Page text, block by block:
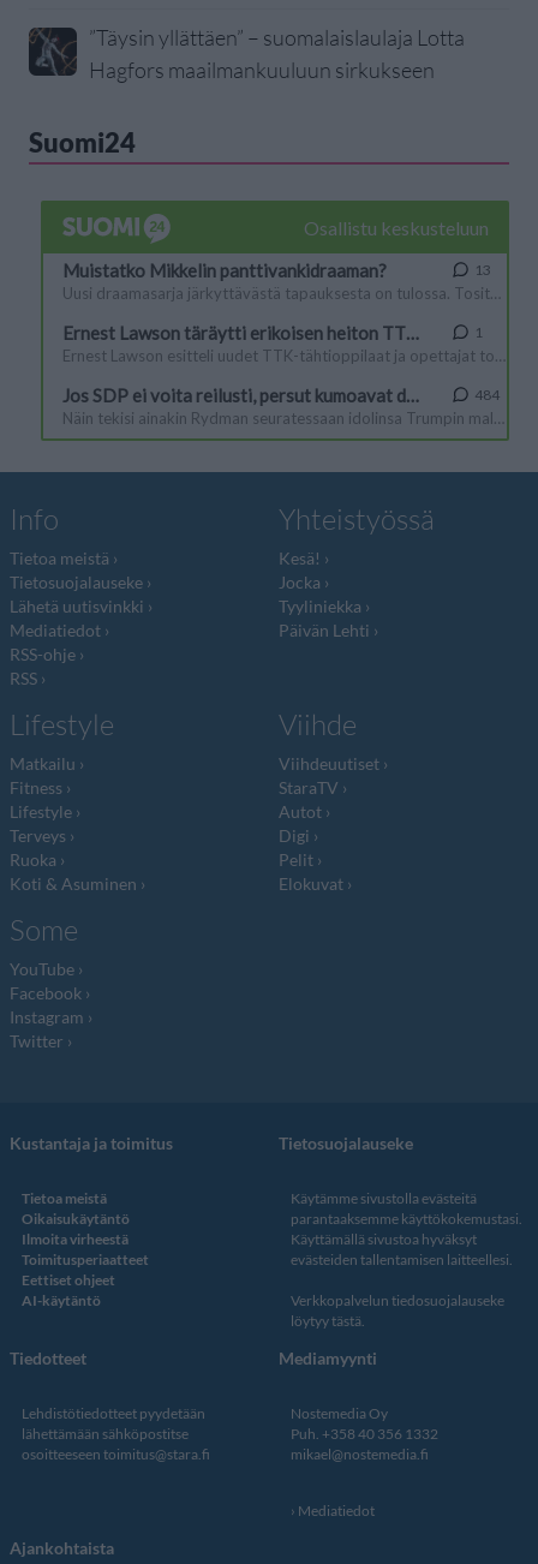
”Täysin yllättäen” – suomalaislaulaja Lotta
Hagfors maailmankuuluun sirkukseen
Suomi24
Info
Tietoa meistä
Tietosuojalauseke
Lähetä uutisvinkki
Mediatiedot
RSS-ohje
RSS
Yhteistyössä
Kesä!
Jocka
Tyyliniekka
Päivän Lehti
Lifestyle
Matkailu
Fitness
Lifestyle
Terveys
Ruoka
Koti & Asuminen
Viihde
Viihdeuutiset
StaraTV
Autot
Digi
Pelit
Elokuvat
Some
YouTube
Facebook
Instagram
Twitter
Kustantaja ja toimitus
Tietoa meistä
Oikaisukäytäntö
Ilmoita virheestä
Toimitusperiaatteet
Eettiset ohjeet
AI-käytäntö
Tietosuojalauseke
Käytämme sivustolla evästeitä
parantaaksemme käyttökokemustasi.
Käyttämällä sivustoa hyväksyt
evästeiden tallentamisen laitteellesi.
Verkkopalvelun tiedosuojalauseke
löytyy tästä
Tiedotteet
Lehdistötiedotteet pyydetään
lähettämään sähköpostitse
osoitteeseen toimitus@stara.fi
Mediamyynti
Nostemedia Oy
Puh. +358 40 356 1332
mikael@nostemedia.fi
Mediatiedot
Ajankohtaista